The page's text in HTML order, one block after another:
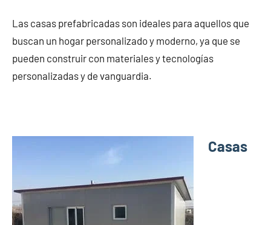
Las casas prefabricadas son ideales para aquellos que
buscan un hogar personalizado y moderno, ya que se
pueden construir con materiales y tecnologías
personalizadas y de vanguardia.
Casas